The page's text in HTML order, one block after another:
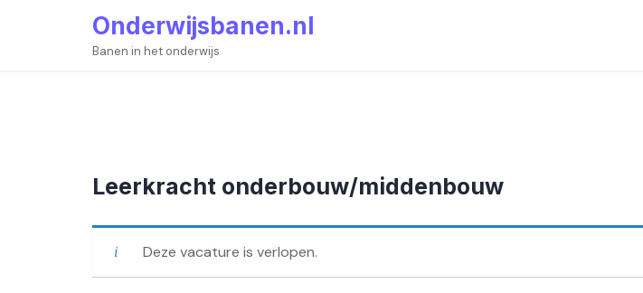
Onderwijsbanen.nl
Banen in het onderwijs
Leerkracht onderbouw/middenbouw
Deze vacature is verlopen.